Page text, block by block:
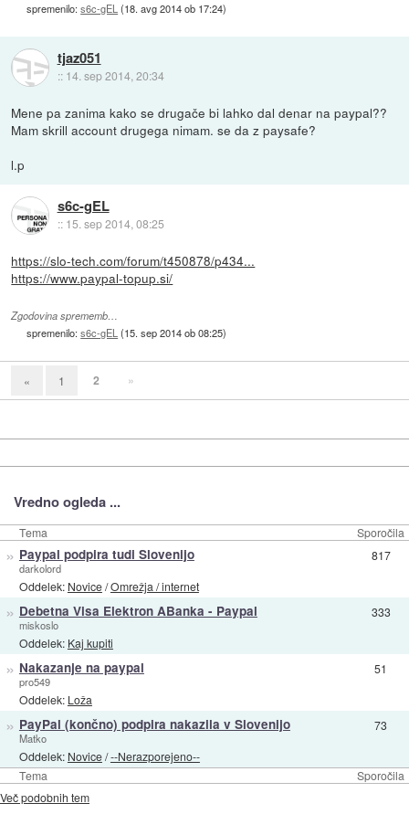
spremenilo:s6c-gEL (18. avg 2014 ob 17:24)
tjaz051
:: 14. sep 2014, 20:34
Mene pa zanima kako se drugače bi lahko dal denar na paypal??
Mam skrill account drugega nimam. se da z paysafe?
l.p
s6c-gEL
:: 15. sep 2014, 08:25
https://slo-tech.com/forum/t450878/p434...
https://www.paypal-topup.si/
Zgodovina sprememb…
spremenilo:s6c-gEL(15. sep 2014 ob 08:25)
« 1 2 »
Vredno ogleda ...
Tema Sporočila
Tema Sporočila
» Paypal podpira tudi Slovenijo
darkolord
Oddelek: Novice/Omrežja / internet
817
» Debetna Visa Elektron ABanka - Paypal
miskoslo
Oddelek: Kaj kupiti
333
» Nakazanje na paypal
pro549
Oddelek: Loža
51
» PayPal (končno) podpira nakazila v Slovenijo
Matko
Oddelek: Novice/--Nerazporejeno--
73
Več podobnih tem